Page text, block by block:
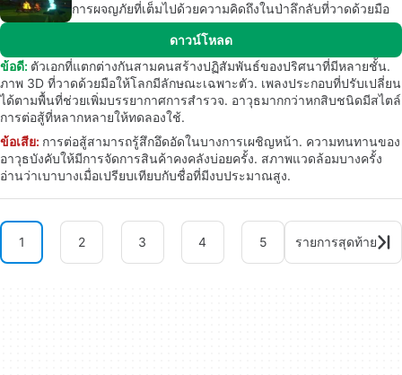
การผจญภัยที่เต็มไปด้วยความคิดถึงในป่าลึกลับที่วาดด้วยมือ
ดาวน์โหลด
ข้อดี: ตัวเอกที่แตกต่างกันสามคนสร้างปฏิสัมพันธ์ของปริศนาที่มีหลายชั้น.
ภาพ 3D ที่วาดด้วยมือให้โลกมีลักษณะเฉพาะตัว. เพลงประกอบที่ปรับเปลี่ยน
ได้ตามพื้นที่ช่วยเพิ่มบรรยากาศการสำรวจ. อาวุธมากกว่าหกสิบชนิดมีสไตล์
การต่อสู้ที่หลากหลายให้ทดลองใช้.
ข้อเสีย: การต่อสู้สามารถรู้สึกอึดอัดในบางการเผชิญหน้า. ความทนทานของ
อาวุธบังคับให้มีการจัดการสินค้าคงคลังบ่อยครั้ง. สภาพแวดล้อมบางครั้ง
อ่านว่าเบาบางเมื่อเปรียบเทียบกับชื่อที่มีงบประมาณสูง.
1 2 3 4 5 รายการสุดท้าย